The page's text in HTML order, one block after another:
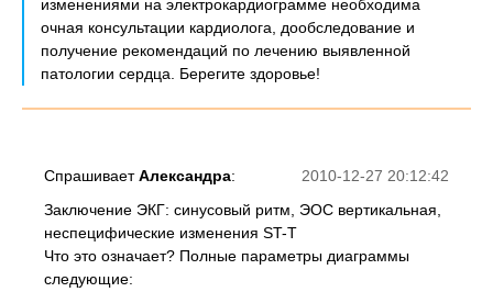
изменениями на электрокардиограмме необходима
очная консультации кардиолога, дообследование и
получение рекомендаций по лечению выявленной
патологии сердца. Берегите здоровье!
2010-12-27 20:12:42
СпрашиваетАлександра:
Заключение ЭКГ: синусовый ритм, ЭОС вертикальная,
неспецифические изменения ST-T
Что это означает? Полные параметры диаграммы
следующие: